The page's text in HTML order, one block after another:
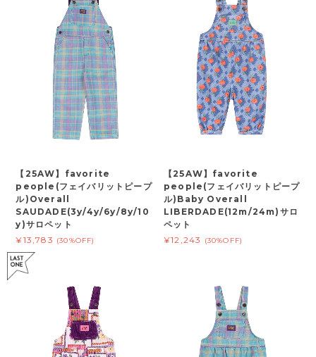
【25AW】favorite
people(フェイバリットピープ
ル)Overall
SAUDADE(3y/4y/6y/8y/10
y)サロペット
¥13,783 (30%OFF)
【25AW】favorite
people(フェイバリットピープ
ル)Baby Overall
LIBERDADE(12m/24m)サロ
ペット
¥12,243
(30%OFF)